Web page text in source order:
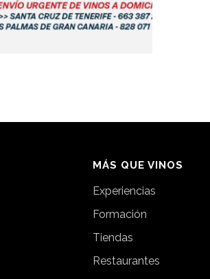
MÁS QUE VINOS
Experiencias
Formación
Tiendas
Restaurantes